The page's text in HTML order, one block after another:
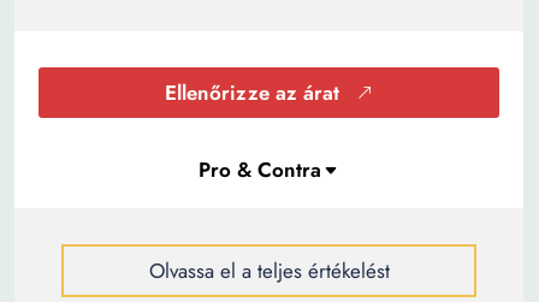
Ellenőrizze az árat
Olvassa el a teljes értékelést